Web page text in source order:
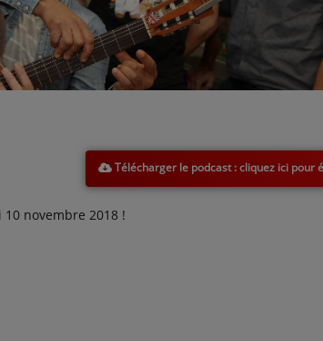
Télécharger le podcast
10 novembre 2018 !